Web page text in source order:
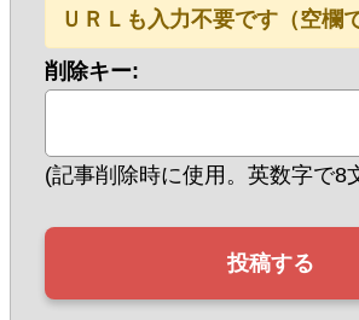
ＵＲＬも入力不要です（空欄
削除キー:
(記事削除時に使用。英数字で8